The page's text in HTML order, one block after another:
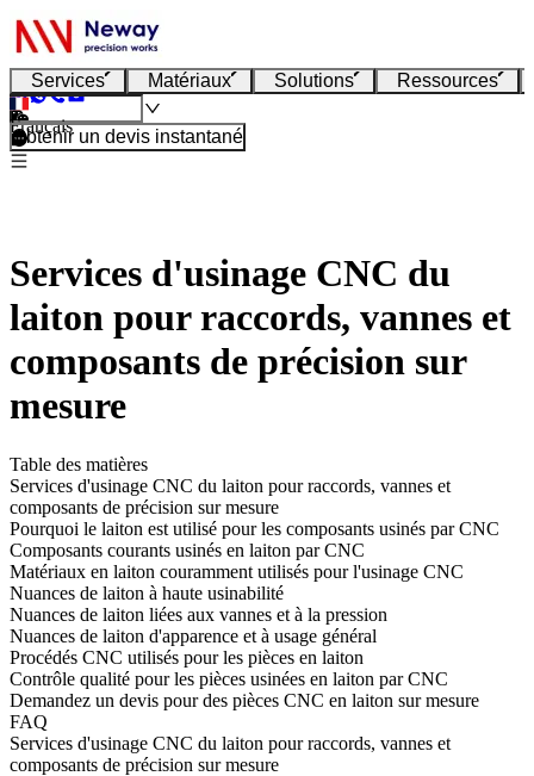
Services Matériaux Solutions Ressources
Français
Obtenir un devis instantané
Services d'usinage CNC du
laiton pour raccords, vannes et
composants de précision sur
mesure
Table des matières
Services d'usinage CNC du laiton pour raccords, vannes et
composants de précision sur mesure
Pourquoi le laiton est utilisé pour les composants usinés par CNC
Composants courants usinés en laiton par CNC
Matériaux en laiton couramment utilisés pour l'usinage CNC
Nuances de laiton à haute usinabilité
Nuances de laiton liées aux vannes et à la pression
Nuances de laiton d'apparence et à usage général
Procédés CNC utilisés pour les pièces en laiton
Contrôle qualité pour les pièces usinées en laiton par CNC
Demandez un devis pour des pièces CNC en laiton sur mesure
FAQ
Services d'usinage CNC du laiton pour raccords, vannes et
composants de précision sur mesure